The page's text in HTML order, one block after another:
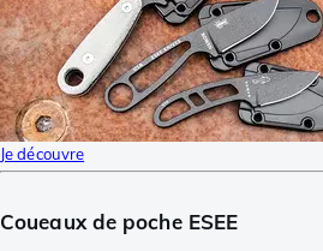
Je découvre
Coueaux de poche ESEE